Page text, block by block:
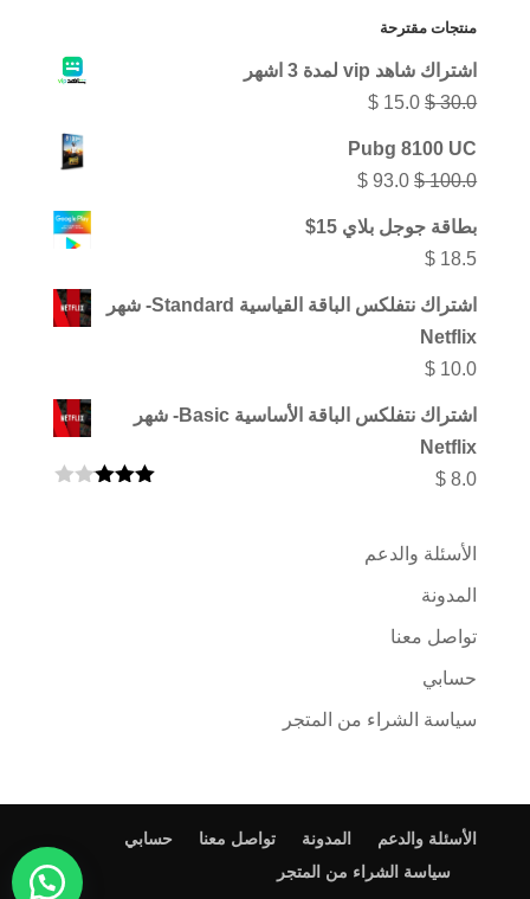
منتجات مقترحة
اشتراك شاهد vip لمدة 3 اشهر
$30.0
السعر$ 15.0
السعر
Pubg 8100 UC
$100.0
السعر
هو:
$ 93.0
السعر
هو:
بطاقة جوجل بلاي 15$
$ 18.5
اشتراك نتفلكس الباقة القياسية Standard- شهر
Netflix
$ 10.0
اشتراك نتفلكس الباقة الأساسية Basic- شهر
Netflix
$ 8.0
الأسئلة والدعم
المدونة
تواصل معنا
حسابي
سياسة الشراء من المتجر
الأسئلة والدعم المدونة تواصل معنا
حسابي
سياسة الشراء من المتجر